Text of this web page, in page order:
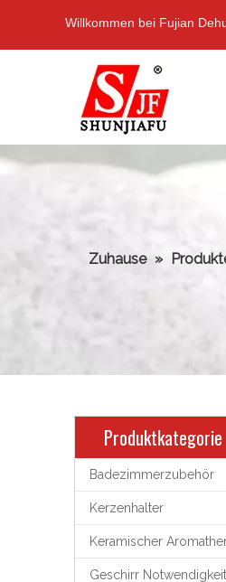
Willkommen bei Fujian
Zuhause »
Produktkategorie
Badezimmerzubehör
Kerzenhalter